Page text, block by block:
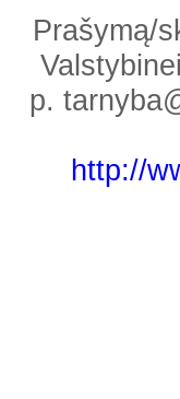
Prašymą/
p.
http://